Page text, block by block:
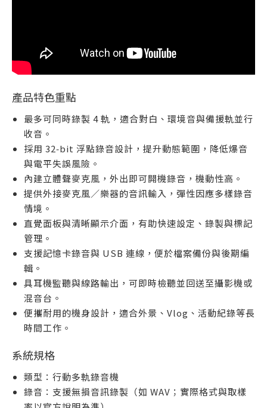
產品特色重點
最多可同時錄製 4 軌，適合對白、環境音與備援軌並行
收音。
採用 32‑bit 浮點錄音設計，提升動態範圍，降低爆音
與電平失誤風險。
內建立體聲麥克風，外出即可開機錄音，機動性高。
提供外接麥克風／樂器的音訊輸入，彈性因應多樣錄音
情境。
直覺面板與清晰顯示介面，有助快速設定、錄製與標記
管理。
支援記憶卡錄音與 USB 連線，便於檔案備份與後期編
輯。
具耳機監聽與線路輸出，可即時檢聽並回送至攝影機或
混音台。
便攜耐用的機身設計，適合外景、Vlog、活動紀錄等長
時間工作。
系統規格
類型：行動多軌錄音機
錄音：支援無損音訊錄製（如 WAV；實際格式與取樣